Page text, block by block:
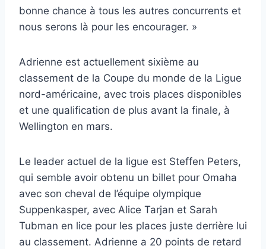
bonne chance à tous les autres concurrents et
nous serons là pour les encourager. »
Adrienne est actuellement sixième au
classement de la Coupe du monde de la Ligue
nord-américaine, avec trois places disponibles
et une qualification de plus avant la finale, à
Wellington en mars.
Le leader actuel de la ligue est Steffen Peters,
qui semble avoir obtenu un billet pour Omaha
avec son cheval de l’équipe olympique
Suppenkasper, avec Alice Tarjan et Sarah
Tubman en lice pour les places juste derrière lui
au classement. Adrienne a 20 points de retard